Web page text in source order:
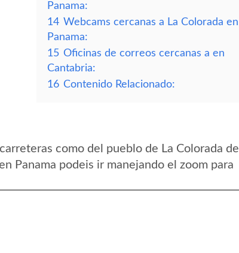
Panama:
14 Webcams cercanas a La Colorada en
Panama:
15 Oficinas de correos cercanas a en
Cantabria:
16 Contenido Relacionado:
como del pueblo de La Colorada del
Panama podeis ir manejando el zoom para